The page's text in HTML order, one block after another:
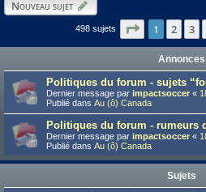
Nouveau sujet
498 sujets Page sur 10
1 2 3
Annonces
Politiques du forum - sujets
Dernier message par impactsoccer «
Publié dans Au (ô) Canada
Politiques du forum - rumeurs
Dernier message par impactsoccer «
Publié dans Au (ô) Canada
Sujets